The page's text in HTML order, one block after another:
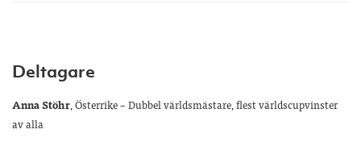
Deltagare
Anna Stöhr, Österrike – Dubbel världsmästare, flest världscupvinster
av alla